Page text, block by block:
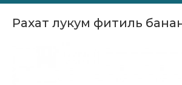
Рахат лукум фитиль